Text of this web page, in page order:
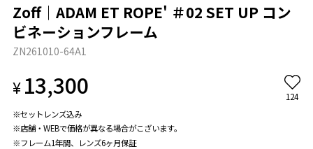
Zoff｜ADAM ET ROPE' ＃02 SET UP コン
ビネーションフレーム
ZN261010-64A1
¥13,300 124
※セットレンズ込み
※店舗・WEBで価格が異なる場合がこざいます。
※フレーム1年間、レンズ6ヶ月保証